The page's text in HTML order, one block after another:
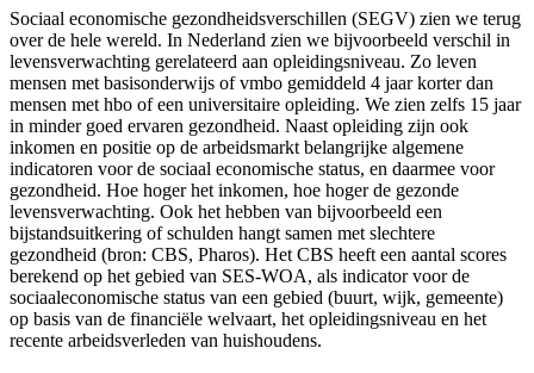
Sociaal economische gezondheidsverschillen (SEGV) zien we terug
over de hele wereld. In Nederland zien we bijvoorbeeld verschil in
levensverwachting gerelateerd aan opleidingsniveau. Zo leven
mensen met basisonderwijs of vmbo gemiddeld 4 jaar korter dan
mensen met hbo of een universitaire opleiding. We zien zelfs 15 jaar
in minder goed ervaren gezondheid. Naast opleiding zijn ook
inkomen en positie op de arbeidsmarkt belangrijke algemene
indicatoren voor de sociaal economische status, en daarmee voor
gezondheid. Hoe hoger het inkomen, hoe hoger de gezonde
levensverwachting. Ook het hebben van bijvoorbeeld een
bijstandsuitkering of schulden hangt samen met slechtere
gezondheid (bron: CBS, Pharos). Het CBS heeft een aantal scores
berekend op het gebied van SES-WOA, als indicator voor de
sociaaleconomische status van een gebied (buurt, wijk, gemeente)
op basis van de financiële welvaart, het opleidingsniveau en het
recente arbeidsverleden van huishoudens.